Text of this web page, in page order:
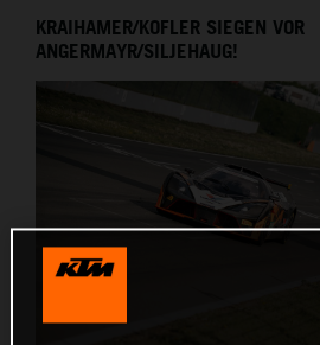
KRAIHAMER/KOFLER SIEGEN VOR
ANGERMAYR/SILJEHAUG!